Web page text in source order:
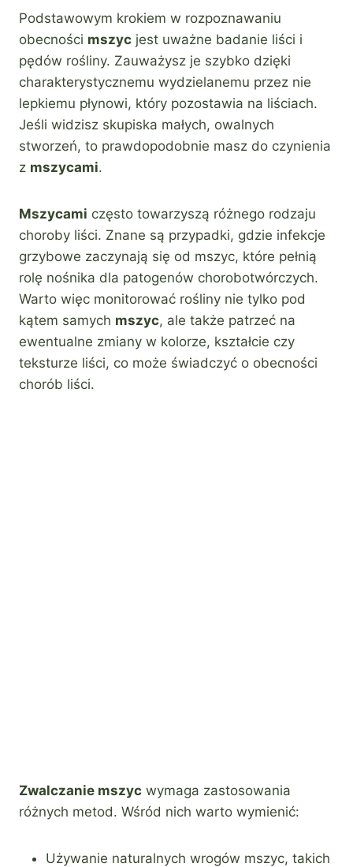
Podstawowym krokiem w rozpoznawaniu
obecności mszyc jest uważne badanie liści i
pędów rośliny. Zauważysz je szybko dzięki
charakterystycznemu wydzielanemu przez nie
lepkiemu płynowi, który pozostawia na liściach.
Jeśli widzisz skupiska małych, owalnych
stworzeń, to prawdopodobnie masz do czynienia
z mszycami.
Mszycami często towarzyszą różnego rodzaju
choroby liści. Znane są przypadki, gdzie infekcje
grzybowe zaczynają się od mszyc, które pełnią
rolę nośnika dla patogenów chorobotwórczych.
Warto więc monitorować rośliny nie tylko pod
kątem samych mszyc, ale także patrzeć na
ewentualne zmiany w kolorze, kształcie czy
teksturze liści, co może świadczyć o obecności
chorób liści.
Zwalczanie mszyc wymaga zastosowania
różnych metod. Wśród nich warto wymienić:
Używanie naturalnych wrogów mszyc, takich